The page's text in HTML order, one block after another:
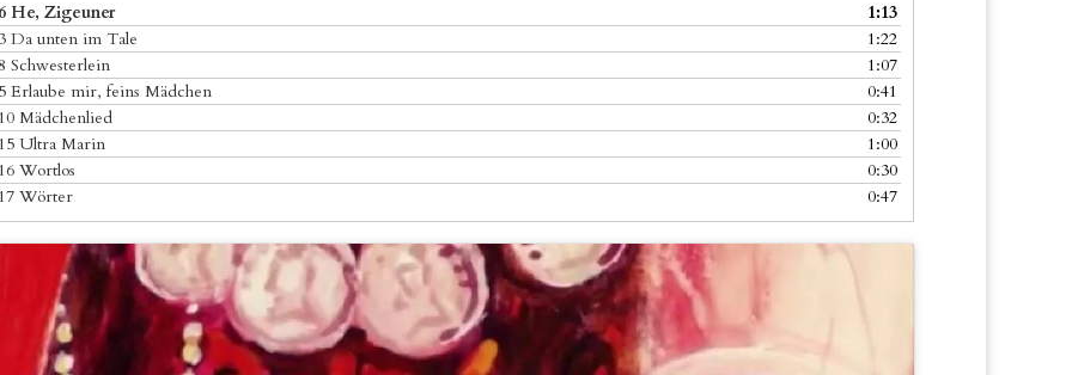
keys
to
increase
or
decrease
volume.
He, Zigeuner
1:13
Da unten im Tale
1:22
Schwesterlein
1:07
Erlaube mir, feins Mädchen
0:41
Mädchenlied
0:32
Ultra Marin
1:00
Wortlos
0:30
Wörter
0:47